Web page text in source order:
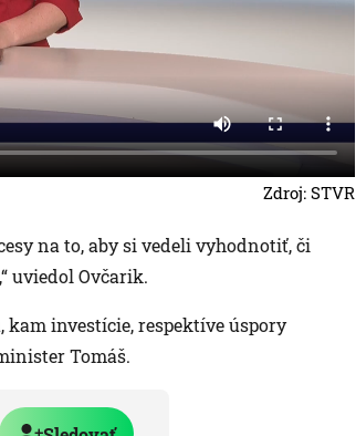
Zdroj: STVR
na to, aby si vedeli vyhodnotiť, či
uviedol Ovčarik.
kam investície, respektíve úspory
Tomáš.